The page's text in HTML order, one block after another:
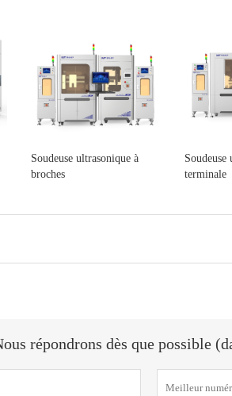
Soudeuse ultrasonique à
broches
Soudeuse
terminale
répondrons dès que possible